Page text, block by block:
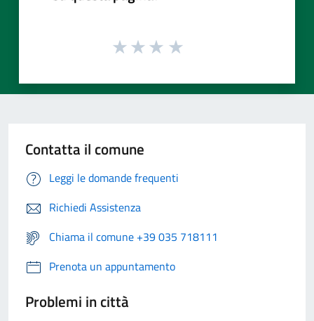
Contatta il comune
Leggi le domande frequenti
Richiedi Assistenza
Chiama il comune +39 035 718111
Prenota un appuntamento
Problemi in città